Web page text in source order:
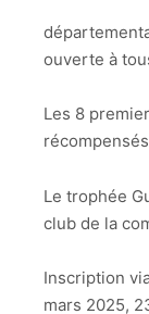
ouverte à
Les 8
Le trophée
club de la
Inscription
mars 2025,